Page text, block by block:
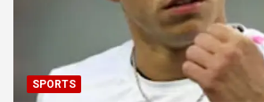
SPORTS